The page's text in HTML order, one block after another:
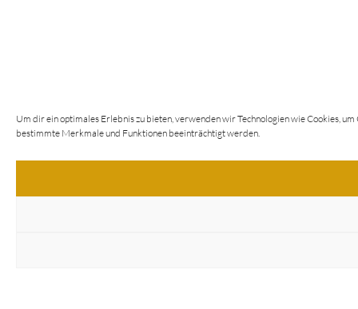
Um dir ein optimales Erlebnis zu bieten, verwenden wir Technologien wie Cookies,
bestimmte Merkmale und Funktionen beeinträchtigt werden.